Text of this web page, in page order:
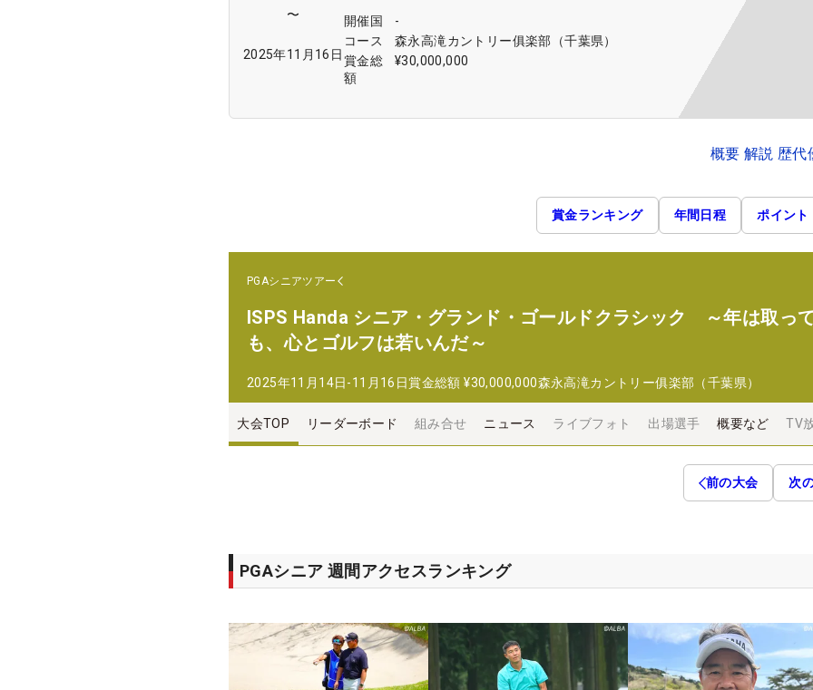
〜
2025年11月16日
開催国
-
コース
森永高滝カントリー俱楽部（千葉県）
賞金総
額
¥30,000,000
概要 解説 歴代
賞金ランキング 年間日程 ポイント
PGAシニアツアー
ISPS Handa シニア・グランド・ゴールドクラシック ～年は取っ
も、心とゴルフは若いんだ～
2025年11月14日-11月16日賞金総額 ¥30,000,000森永高滝カントリー俱楽部（千葉県）
大会TOP リーダーボード 組み合せ ニュース ライブフォト 出場選手 概要など TV
前の大会 次
PGAシニア 週間アクセスランキング